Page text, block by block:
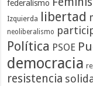
federalismo
Izquierda libertad
neoliberalismo
Política PSOE
democracia
resistencia